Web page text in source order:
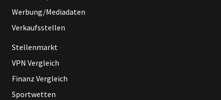
Werbung/Mediadaten
Verkaufsstellen
Stellenmarkt
VPN Vergleich
Finanz Vergleich
Sportwetten